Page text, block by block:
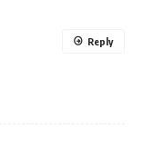
Reply